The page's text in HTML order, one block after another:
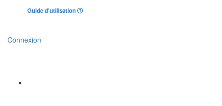
Guide d'utilisation
Connexion